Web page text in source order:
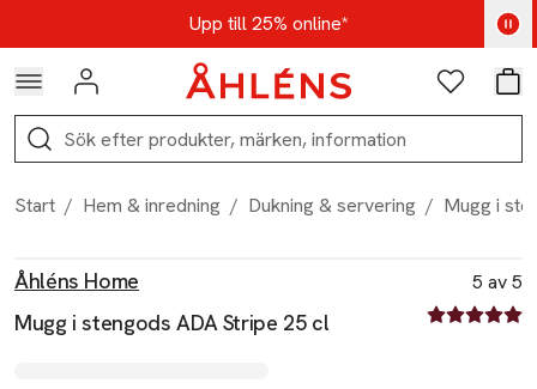
Hoppa till navigationsmenynUpp till 25% online*
Kod: AUG25 - Shoppa nu
Logga in Favoriter
Sök
Start / Hem & inredning / Dukning & servering / Mugg i
Åhléns Home
Mugg i stengods ADA Stripe 25 cl
5 av 5
5 av fem